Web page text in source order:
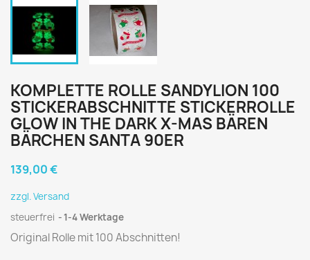
KOMPLETTE ROLLE SANDYLION 100
STICKERABSCHNITTE STICKERROLLE
GLOW IN THE DARK X-MAS BÄREN
BÄRCHEN SANTA 90ER
139,00 €
zzgl. Versand
steuerfrei
1-4 Werktage
Original Rolle mit 100 Abschnitten!